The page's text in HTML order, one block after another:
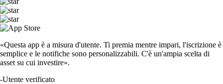
«Questa app è a misura d'utente. Ti premia mentre impari, l'iscrizione è
semplice e le notifiche sono personalizzabili. C'è un'ampia scelta di
asset su cui investire».
-Utente verificato